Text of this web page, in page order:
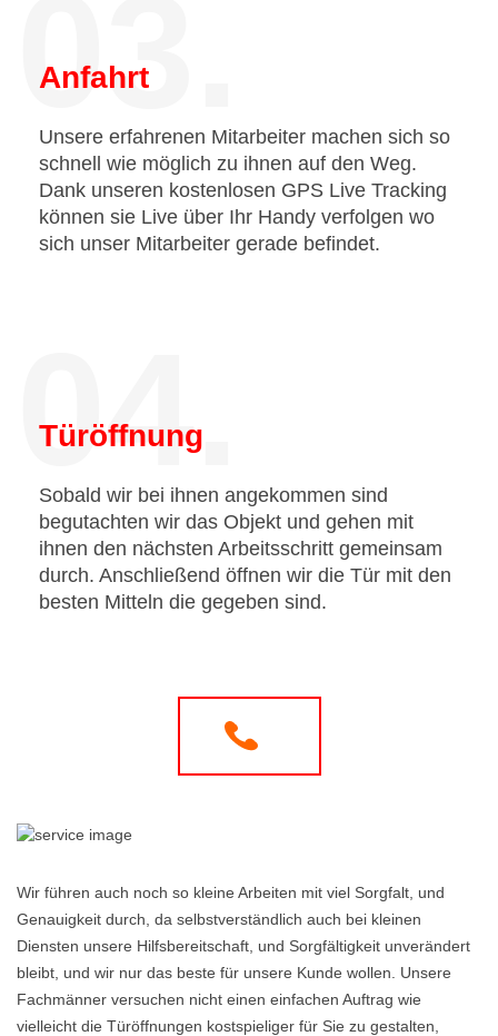
03.
Anfahrt
Unsere erfahrenen Mitarbeiter machen sich so
schnell wie möglich zu ihnen auf den Weg.
Dank unseren kostenlosen GPS Live Tracking
können sie Live über Ihr Handy verfolgen wo
sich unser Mitarbeiter gerade befindet.
04.
Türöffnung
Sobald wir bei ihnen angekommen sind
begutachten wir das Objekt und gehen mit
ihnen den nächsten Arbeitsschritt gemeinsam
durch. Anschließend öffnen wir die Tür mit den
besten Mitteln die gegeben sind.
Wir führen auch noch so kleine Arbeiten mit viel Sorgfalt, und
Genauigkeit durch, da selbstverständlich auch bei kleinen
Diensten unsere Hilfsbereitschaft, und Sorgfältigkeit unverändert
bleibt, und wir nur das beste für unsere Kunde wollen. Unsere
Fachmänner versuchen nicht einen einfachen Auftrag wie
vielleicht die Türöffnungen kostspieliger für Sie zu gestalten,